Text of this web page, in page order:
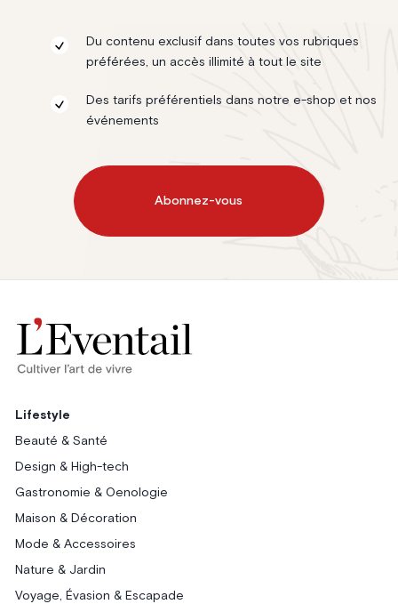
Du contenu exclusif dans toutes vos rubriques
préférées, un accès illimité à tout le site
Des tarifs préférentiels dans notre e-shop et nos
événements
Abonnez-vous
Lifestyle
Beauté & Santé
Design & High-tech
Gastronomie & Oenologie
Maison & Décoration
Mode & Accessoires
Nature & Jardin
Voyage, Évasion & Escapade